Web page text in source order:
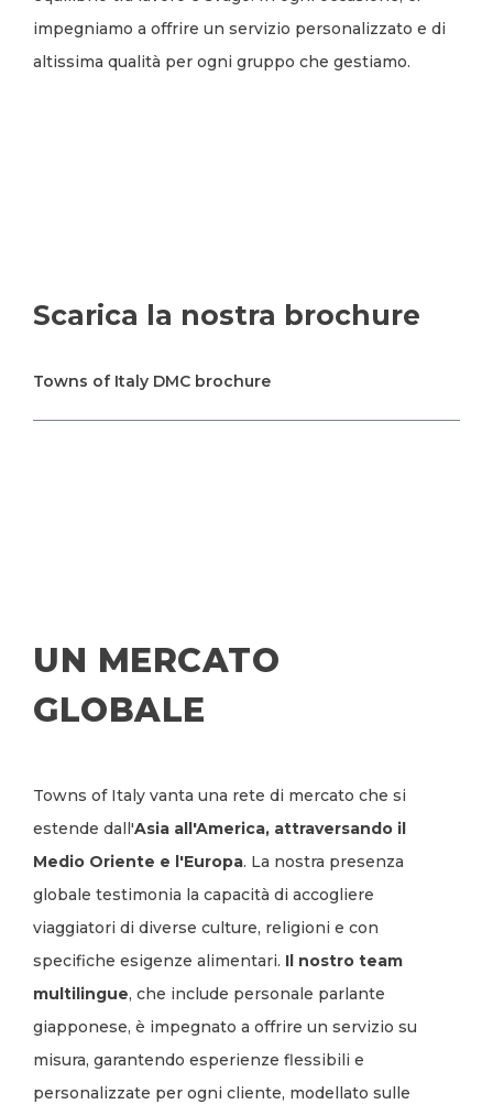
impegniamo a offrire un servizio personalizzato e di
altissima qualità per ogni gruppo che gestiamo.
Scarica la nostra brochure
Towns of Italy DMC brochure
UN MERCATO
GLOBALE
Towns of Italy vanta una rete di mercato che si
estende dall'Asia all'America, attraversando il
Medio Oriente e l'Europa. La nostra presenza
globale testimonia la capacità di accogliere
viaggiatori di diverse culture, religioni e con
specifiche esigenze alimentari. Il nostro team
multilingue, che include personale parlante
giapponese, è impegnato a offrire un servizio su
misura, garantendo esperienze flessibili e
personalizzate per ogni cliente, modellato sulle